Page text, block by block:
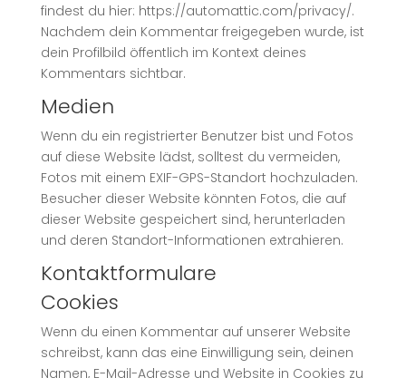
findest du hier: https://automattic.com/privacy/.
Nachdem dein Kommentar freigegeben wurde, ist
dein Profilbild öffentlich im Kontext deines
Kommentars sichtbar.
Medien
Wenn du ein registrierter Benutzer bist und Fotos
auf diese Website lädst, solltest du vermeiden,
Fotos mit einem EXIF-GPS-Standort hochzuladen.
Besucher dieser Website könnten Fotos, die auf
dieser Website gespeichert sind, herunterladen
und deren Standort-Informationen extrahieren.
Kontaktformulare
Cookies
Wenn du einen Kommentar auf unserer Website
schreibst, kann das eine Einwilligung sein, deinen
Namen, E-Mail-Adresse und Website in Cookies zu